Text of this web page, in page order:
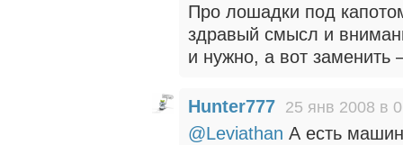
Про лошадки под
здравый смысл и
и нужно, а вот
Hunter777 25 янв 2008 в
@Leviathan А есть